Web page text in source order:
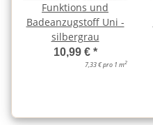
Funktions und
Badeanzugstoff Uni -
silbergrau
10,99 € *
7,33 € pro 1 m2